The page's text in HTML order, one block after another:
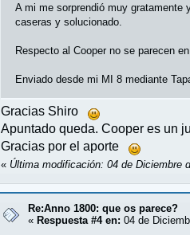
A mi me sorprendió muy gratamente
caseras y solucionado.
Respecto al Cooper no se parecen en
Enviado desde mi MI 8 mediante
Gracias Shiro
Apuntado queda. Cooper es un
Gracias por el aporte
« Última modificación: 04 de Diciembre
Re:Anno 1800: que os parece?
«Respuesta #4 en: 04 de